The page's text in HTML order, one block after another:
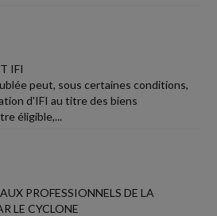
IFI
peut, sous certaines conditions,
d'IFI au titre des biens
éligible,...
PROFESSIONNELS DE LA
LE CYCLONE